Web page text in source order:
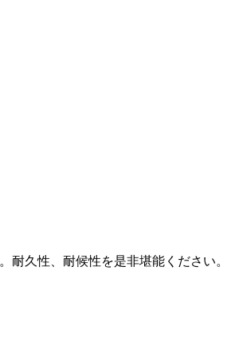
久性、耐候性を是非堪能ください。